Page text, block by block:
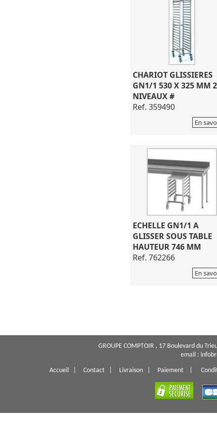
CHARIOT GLISSIERES
GN1/1 530 X 325 MM
NIVEAUX #
Ref. 359490
En
ECHELLE GN1/1 A
GLISSER SOUS TABLE
HAUTEUR 746 MM
Ref. 762266
En
GROUPE COMPTOIR , 17 Boulevard du
email :
Accueil Contact Livraison Paiement